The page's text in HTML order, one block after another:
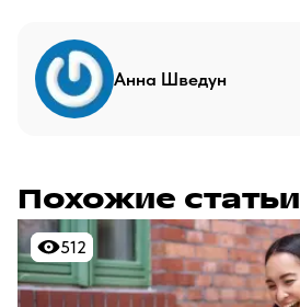
Анна Шведун
Похожие статьи
512
512